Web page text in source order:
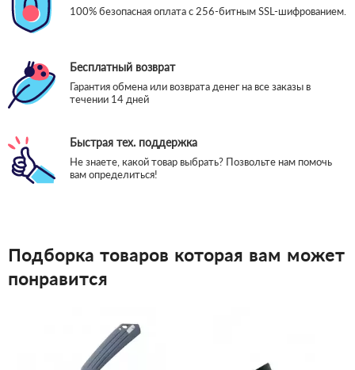
100% безопасная оплата с 256-битным SSL-шифрованием.
Бесплатный возврат
Гарантия обмена или возврата денег на все заказы в
течении 14 дней
Быстрая тех. поддержка
Не знаете, какой товар выбрать? Позвольте нам помочь
вам определиться!
Подборка товаров которая вам может
понравится